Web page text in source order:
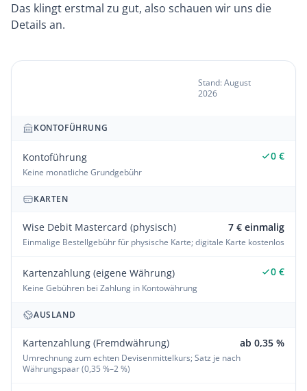
Das klingt erstmal zu gut, also schauen wir uns die
Details an.
Stand: August
2026
KONTOFÜHRUNG
Kontoführung 0 €
Keine monatliche Grundgebühr
KARTEN
Wise Debit Mastercard (physisch) 7 € einmalig
Einmalige Bestellgebühr für physische Karte; digitale Karte kostenlos
Kartenzahlung (eigene Währung) 0 €
Keine Gebühren bei Zahlung in Kontowährung
AUSLAND
Kartenzahlung (Fremdwährung) ab 0,35 %
Umrechnung zum echten Devisenmittelkurs; Satz je nach
Währungspaar (0,35 %–2 %)